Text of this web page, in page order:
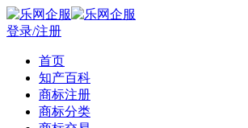
登录/注册
首页
知产百科
商标注册
商标分类